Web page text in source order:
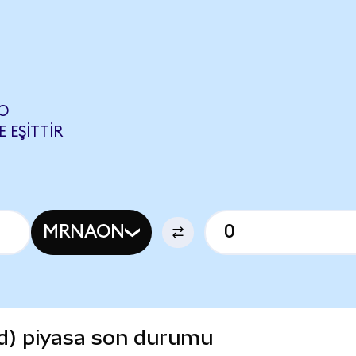
EŞITTIR
MRNAON
piyasa son durumu